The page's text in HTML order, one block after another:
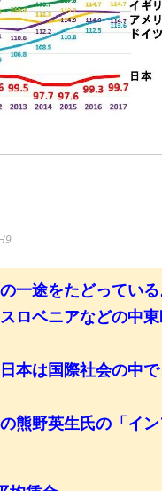
一途をたどっている
ロベニアなどの中東
本は国際社会の中
熊野英生氏の「イ